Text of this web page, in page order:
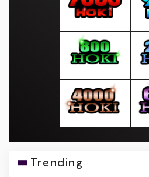
Trending